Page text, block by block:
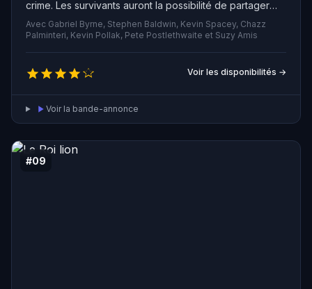
crime. Les survivants auront la possibilité de partager
une somme de 91 millions de dollars en récompense.
Avec Gabriel Byrne, Stephen Baldwin, Kevin Spacey, Chazz
Palminteri, Kevin Pollak, Pete Postlethwaite et Suzy Amis
Voir les disponibilités →
Voir la bande-annonce
#09